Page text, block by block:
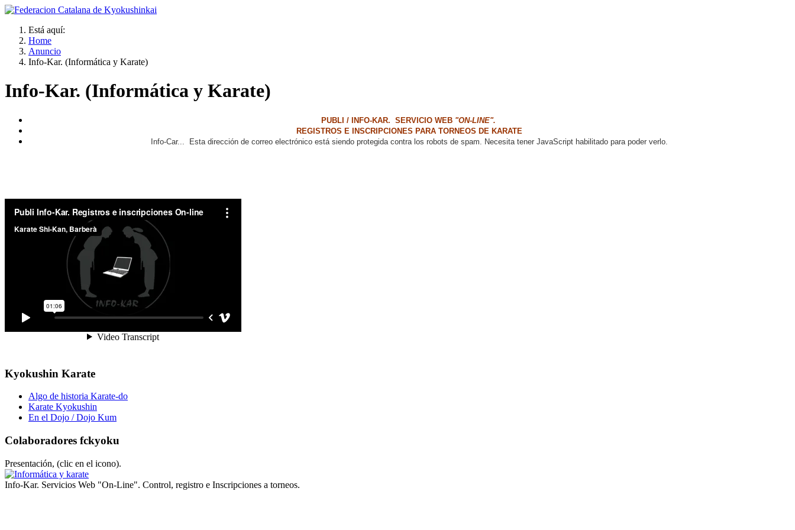
Está aquí:
Home
Anuncio
Info-Kar. (Informática y Karate)
Info-Kar. (Informática y Karate)
PUBLI / INFO-KAR. SERVICIO WEB "ON-LINE".
REGISTROS E INSCRIPCIONES PARA TORNEOS DE KARATE
Info-Car...
Esta dirección de correo electrónico está siendo protegida contra los robots de spam. Necesita tener JavaScript habilitado para poder verlo.
Kyokushin Karate
Algo de historia Karate-do
Karate Kyokushin
En el Dojo / Dojo Kum
Colaboradores fckyoku
Presentación, (clic en el icono).
Info-Kar. Servicios Web "On-Line". Control, registro e Inscripciones a torneos.